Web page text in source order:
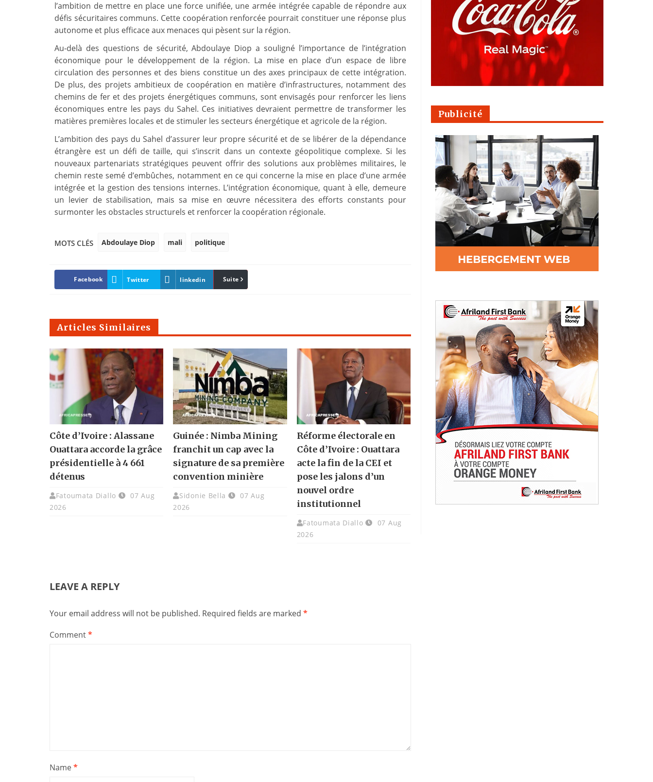
l’ambition de mettre en place une force unifiée, une armée intégrée capable de répondre aux
défis sécuritaires communs. Cette coopération renforcée pourrait constituer une réponse plus
autonome et plus efficace aux menaces qui pèsent sur la région.
Au-delà des questions de sécurité, Abdoulaye Diop a souligné l’importance de l’intégration
économique pour le développement de la région. La mise en place d’un espace de libre
circulation des personnes et des biens constitue un des axes principaux de cette intégration.
De plus, des projets ambitieux de coopération en matière d’infrastructures, notamment des
chemins de fer et des projets énergétiques communs, sont envisagés pour renforcer les liens
économiques entre les pays du Sahel. Ces initiatives devraient permettre de transformer les
matières premières locales et de stimuler les secteurs énergétique et agricole de la région.
L’ambition des pays du Sahel d’assurer leur propre sécurité et de se libérer de la dépendance
étrangère est un défi de taille, qui s’inscrit dans un contexte géopolitique complexe. Si les
nouveaux partenariats stratégiques peuvent offrir des solutions aux problèmes militaires, le
chemin reste semé d’embûches, notamment en ce qui concerne la mise en place d’une armée
intégrée et la gestion des tensions internes. L’intégration économique, quant à elle, demeure
un levier de stabilisation, mais sa mise en œuvre nécessitera des efforts constants pour
surmonter les obstacles structurels et renforcer la coopération régionale.
MOTS CLÉS Abdoulaye Diop mali politique
Facebook Twitter linkedin Pinterest
Suite
Articles Similaires
Côte d’Ivoire : Alassane
Ouattara accorde la grâce
présidentielle à 4 661
détenus
Fatoumata Diallo
07 Aug
2026
Guinée : Nimba Mining
franchit un cap avec la
signature de sa première
convention minière
Sidonie Bella
07 Aug
2026
Réforme électorale en
Côte d’Ivoire : Ouattara
acte la fin de la CEI et
pose les jalons d’un
nouvel ordre
institutionnel
Fatoumata Diallo
07 Aug
2026
LEAVE A REPLY
Your email address will not be published. Required fields are marked *
Comment*
Name*
Publicité